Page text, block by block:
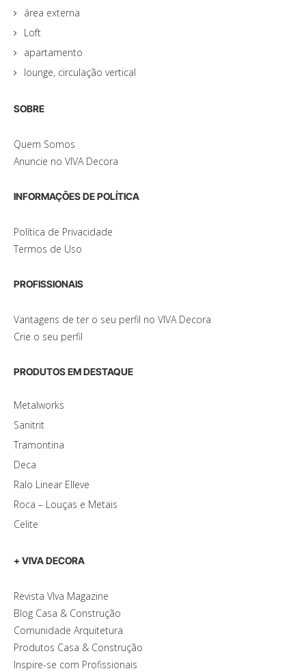
área externa
Loft
apartamento
lounge, circulação vertical
SOBRE
Quem Somos
Anuncie no VIVA Decora
INFORMAÇÕES DE POLÍTICA
Política de Privacidade
Termos de Uso
PROFISSIONAIS
Vantagens de ter o seu perfil no VIVA Decora
Crie o seu perfil
PRODUTOS EM DESTAQUE
Metalworks
Sanitrit
Tramontina
Deca
Ralo Linear Elleve
Roca – Louças e Metais
Celite
+ VIVA DECORA
Revista VIva Magazine
Blog Casa & Construção
Comunidade Arquitetura
Produtos Casa & Construção
Inspire-se com Profissionais